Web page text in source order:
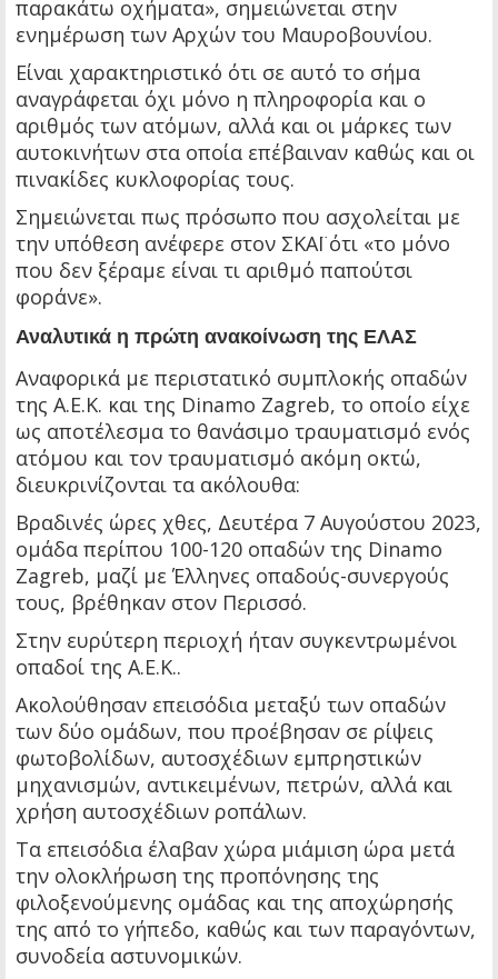
παρακάτω οχήματα», σημειώνεται στην
ενημέρωση των Αρχών του Μαυροβουνίου.
Είναι χαρακτηριστικό ότι σε αυτό το σήμα
αναγράφεται όχι μόνο η πληροφορία και ο
αριθμός των ατόμων, αλλά και οι μάρκες των
αυτοκινήτων στα οποία επέβαιναν καθώς και οι
πινακίδες κυκλοφορίας τους.
Σημειώνεται πως πρόσωπο που ασχολείται με
την υπόθεση ανέφερε στον ΣΚΑΪ ότι «το μόνο
που δεν ξέραμε είναι τι αριθμό παπούτσι
φοράνε».
Αναλυτικά η πρώτη ανακοίνωση της ΕΛΑΣ
Αναφορικά με περιστατικό συμπλοκής οπαδών
της Α.Ε.Κ. και της Dinamo Zagreb, το οποίο είχε
ως αποτέλεσμα το θανάσιμο τραυματισμό ενός
ατόμου και τον τραυματισμό ακόμη οκτώ,
διευκρινίζονται τα ακόλουθα:
Βραδινές ώρες χθες, Δευτέρα 7 Αυγούστου 2023,
ομάδα περίπου 100-120 οπαδών της Dinamo
Zagreb, μαζί με Έλληνες οπαδούς-συνεργούς
τους, βρέθηκαν στον Περισσό.
Στην ευρύτερη περιοχή ήταν συγκεντρωμένοι
οπαδοί της Α.Ε.Κ..
Ακολούθησαν επεισόδια μεταξύ των οπαδών
των δύο ομάδων, που προέβησαν σε ρίψεις
φωτοβολίδων, αυτοσχέδιων εμπρηστικών
μηχανισμών, αντικειμένων, πετρών, αλλά και
χρήση αυτοσχέδιων ροπάλων.
Τα επεισόδια έλαβαν χώρα μιάμιση ώρα μετά
την ολοκλήρωση της προπόνησης της
φιλοξενούμενης ομάδας και της αποχώρησής
της από το γήπεδο, καθώς και των παραγόντων,
συνοδεία αστυνομικών.